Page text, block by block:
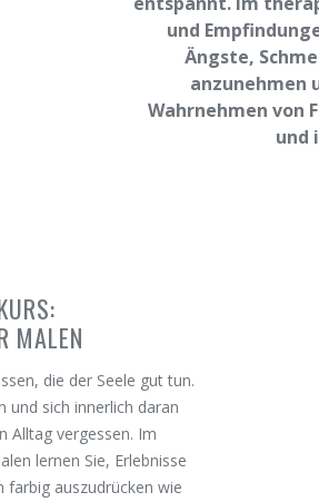
und
Ängste,
anzunehmen
Wahrnehmen von
und
MALEN
die der Seele gut tun.
und sich innerlich daran
Alltag vergessen. Im
lernen Sie, Erlebnisse
farbig auszudrücken wie